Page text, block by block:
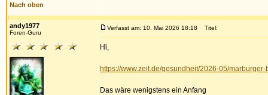
Nach oben
andy1977
Foren-Guru
Verfasst am: 10. Mai 2026 18:18 Titel:
Hi,
https://www.zeit.de/gesundheit/2026-05/
Das wäre wenigstens ein Anfang